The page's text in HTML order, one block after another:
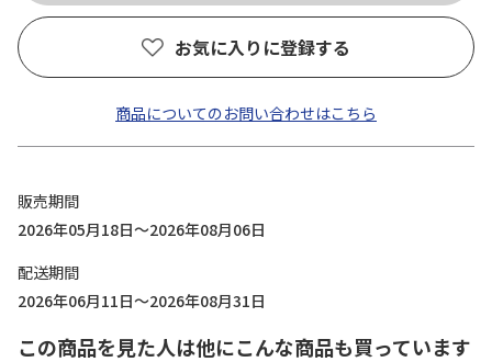
お気に入りに登録する
商品についてのお問い合わせはこちら
販売期間
2026年05月18日～2026年08月06日
配送期間
2026年06月11日～2026年08月31日
この商品を見た人は他にこんな商品も買っています